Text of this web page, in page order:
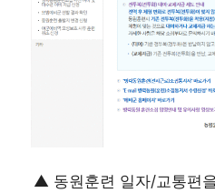
▲ 동원훈련 일자/교통편